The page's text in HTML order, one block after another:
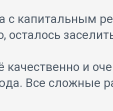
с капитальным
и
Все сложные